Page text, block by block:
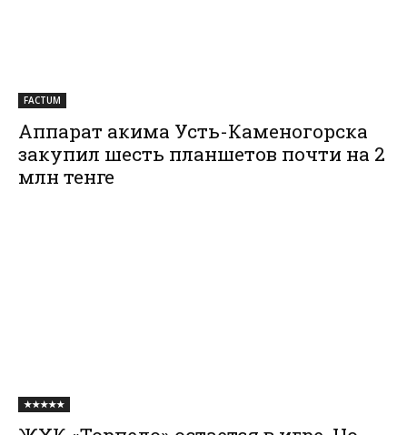
FACTUM
Аппарат акима Усть-Каменогорска
закупил шесть планшетов почти на 2
млн тенге
★★★★★